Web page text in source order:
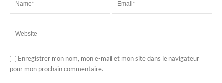
Enregistrer mon nom, mon e-mail et mon site dans le navigateur
pour mon prochain commentaire.